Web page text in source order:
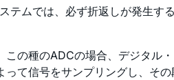
テムでは、必ず折返しが発生
の種のADCの場合、デジタル
て信号をサンプリングし、そ